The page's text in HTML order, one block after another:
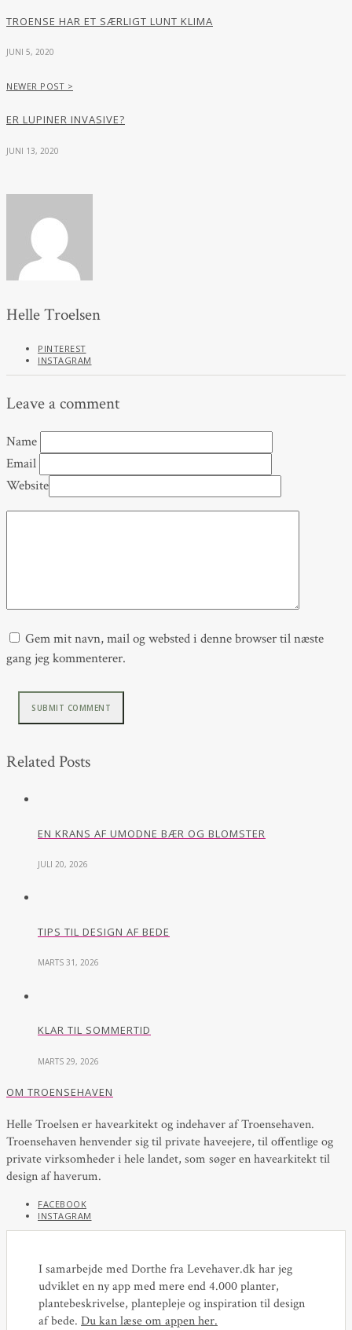
TROENSE HAR ET SÆRLIGT LUNT KLIMA
JUNI 5, 2020
NEWER POST >
ER LUPINER INVASIVE?
JUNI 13, 2020
Helle Troelsen
PINTEREST
INSTAGRAM
Leave a comment
Name
Email
Website
Gem mit navn, mail og websted i denne browser til næste
gang jeg kommenterer.
Related Posts
EN KRANS AF UMODNE BÆR OG BLOMSTER
JULI 20, 2026
TIPS TIL DESIGN AF BEDE
MARTS 31, 2026
KLAR TIL SOMMERTID
MARTS 29, 2026
OM TROENSEHAVEN
Helle Troelsen er havearkitekt og indehaver af Troensehaven.
Troensehaven henvender sig til private haveejere, til offentlige og
private virksomheder i hele landet, som søger en havearkitekt til
design af haverum.
FACEBOOK
INSTAGRAM
I samarbejde med Dorthe fra Levehaver.dk har jeg
udviklet en ny app med mere end 4.000 planter,
plantebeskrivelse, plantepleje og inspiration til design
af bede. Du kan læse om appen her.